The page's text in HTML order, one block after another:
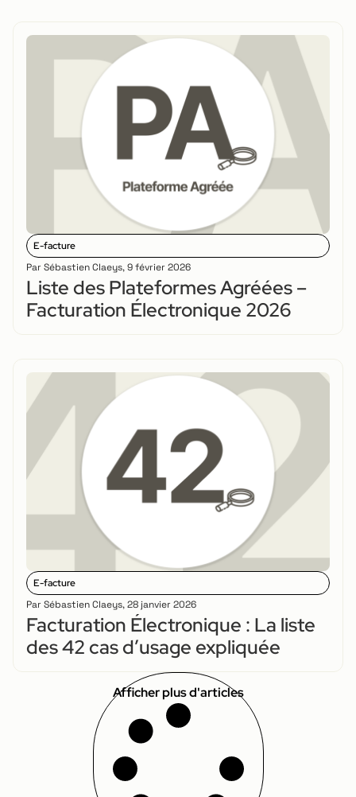
E-facture
Par Sébastien Claeys,9 février 2026
Liste des Plateformes Agréées –
Facturation Électronique 2026
E-facture
Par Sébastien Claeys,28 janvier 2026
Facturation Électronique : La liste
des 42 cas d’usage expliquée
Afficher plus d'articles